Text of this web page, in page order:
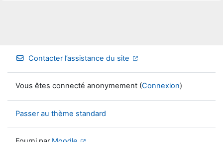
Contacter l’assistance du site
Vous êtes connecté anonymement (Connexion)
Passer au thème standard